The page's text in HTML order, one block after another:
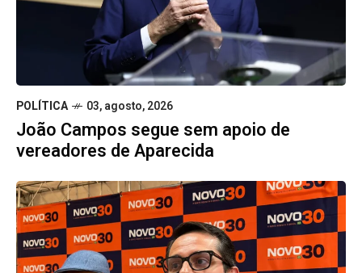
POLÍTICA 03, agosto, 2026
João Campos segue sem apoio de
vereadores de Aparecida